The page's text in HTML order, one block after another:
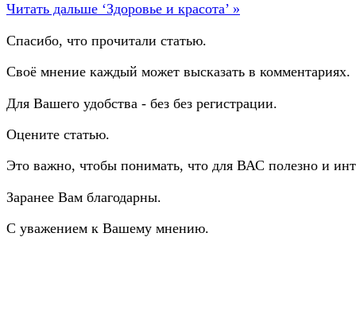
Читать дальше ‘Здоровье и красота’ »
Спасибо, что прочитали статью.
Своё мнение каждый может высказать в комментариях.
Для Вашего удобства - без без регистрации.
Оцените статью.
Это важно, чтобы понимать, что для ВАС полезно и
Заранее Вам благодарны.
С уважением к Вашему мнению.